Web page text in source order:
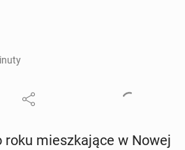
roku miesz­ka­ją­ce w Nowej